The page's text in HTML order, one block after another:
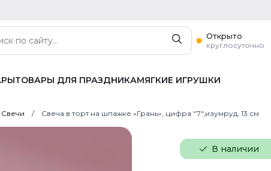
Открыто
круглосуточно
ТОВАРЫ ДЛЯ ПРАЗДНИКАМЯГКИЕ ИГРУШКИ
Свечи Свеча в торт на шпажке «‎Грань», цифра "7",изумруд, 13 см
В наличии